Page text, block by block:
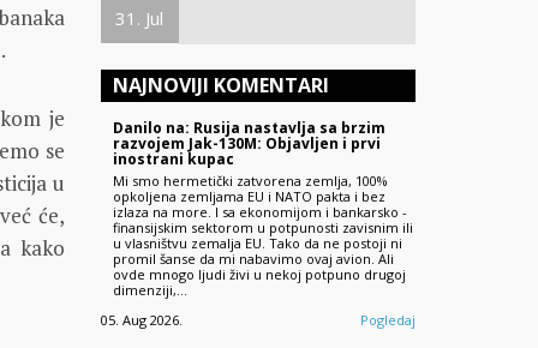
je
se
u
će,
kako
31. Jul
NAJNOVIJI KOMENTARI
Danilo na: Rusija nastavlja sa brzim
razvojem Jak-130M: Objavljen i prvi
inostrani kupac
Mi smo hermetički zatvorena zemlja, 100%
opkoljena zemljama EU i NATO pakta i bez
izlaza na more. I sa ekonomijom i bankarsko -
finansijskim sektorom u potpunosti zavisnim ili
u vlasništvu zemalja EU. Tako da ne postoji ni
promil šanse da mi nabavimo ovaj avion. Ali
ovde mnogo ljudi živi u nekoj potpuno drugoj
dimenziji,…
05. Aug 2026.
Pogledaj